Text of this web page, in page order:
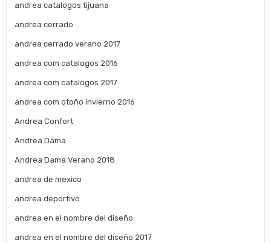
andrea catalogos tijuana
andrea cerrado
andrea cerrado verano 2017
andrea com catalogos 2016
andrea com catalogos 2017
andrea com otoño invierno 2016
Andrea Confort
Andrea Dama
Andrea Dama Verano 2018
andrea de mexico
andrea deportivo
andrea en el nombre del diseño
andrea en el nombre del diseño 2017